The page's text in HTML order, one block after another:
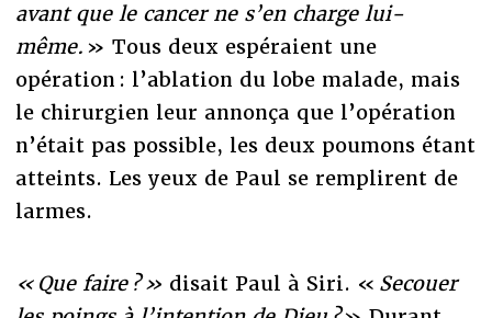
avant que le cancer ne s’en charge lui-
même. » Tous deux espéraient une
opération : l’ablation du lobe malade, mais
le chirurgien leur annonça que l’opération
n’était pas possible, les deux poumons étant
atteints. Les yeux de Paul se remplirent de
larmes.
« Que faire ? » disait Paul à Siri. « Secouer